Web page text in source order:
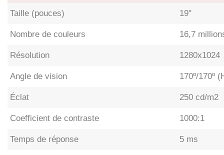
Taille (pouces) 19"
Nombre de couleurs 16,7
Résolution 1280x1024
Angle de vision 170º/170º
Éclat 250 cd/m2
Coefficient de contraste 1000:1
Temps de réponse 5 ms